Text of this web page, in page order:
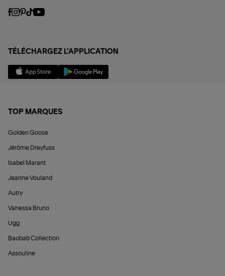
TÉLÉCHARGEZ L'APPLICATION
TOP MARQUES
Golden Goose
Jérôme Dreyfuss
Isabel Marant
Jeanne Vouland
Autry
Vanessa Bruno
Ugg
Baobab Collection
Assouline